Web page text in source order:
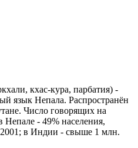
кхас-кура, парбатия) -
язык Непала. Распространён
Число говорящих на
- 49% населения,
в Индии - свыше 1 млн.